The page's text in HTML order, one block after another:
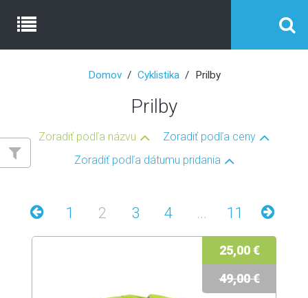
Domov Cyklistika Prilby
Prilby
Zoradiť podľa názvu
Zoradiť podľa ceny
Zoradiť podľa dátumu pridania
1 2 3 4 ... 11
25,00 €
49,00 €